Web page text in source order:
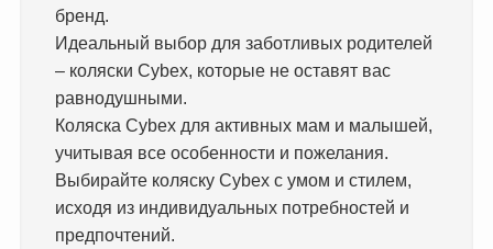
бренд.
Идеальный выбор для заботливых родителей
– коляски Cybex, которые не оставят вас
равнодушными.
Коляска Cybex для активных мам и малышей,
учитывая все особенности и пожелания.
Выбирайте коляску Cybex с умом и стилем,
исходя из индивидуальных потребностей и
предпочтений.